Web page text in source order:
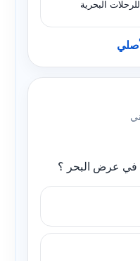
البحرية
في عرض البحر ؟